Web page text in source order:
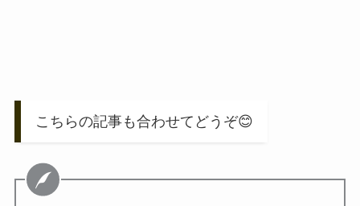
こちらの記事も合わせてどうぞ😊